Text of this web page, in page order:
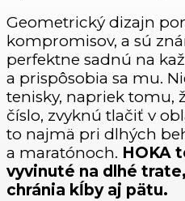
Geometrický dizajn
kompromisov, a sú
perfektne sadnú na
a prispôsobia sa mu.
tenisky, napriek tomu,
číslo, zvyknú tlačiť v
to najmä pri dlhých
a maratónoch. HOKA
vyvinuté na dlhé
chránia kĺby aj pätu.